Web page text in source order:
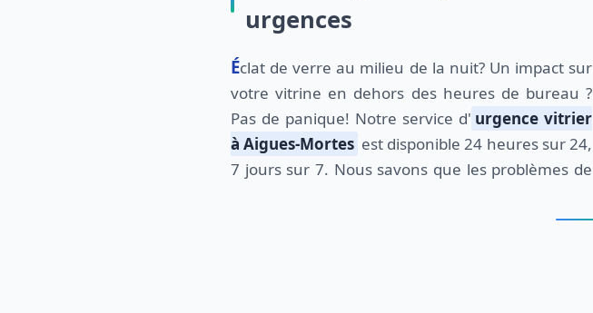
urgences
Éclat de verre au milieu de la nuit? Un impact sur
votre vitrine en dehors des heures de bureau ?
Pas de panique! Notre service d' urgence vitrier
à Aigues-Mortes est disponible 24 heures sur 24,
7 jours sur 7. Nous savons que les problèmes de